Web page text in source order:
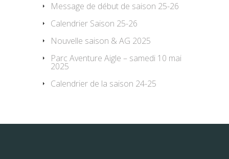
Message de début de saison 25-26
Calendrier Saison 25-26
Nouvelle saison & AG 2025
Parc Aventure Aigle – samedi 10 mai
2025
Calendrier de la saison 24-25